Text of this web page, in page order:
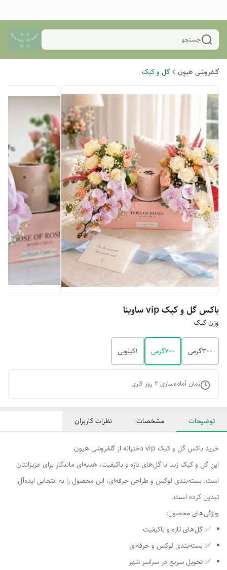
جستجو
گلفروشی هیوِن گل و کیک
باکس گل و کیک vip ساوینا
وزن کیک
۳۰۰گرمی ۷۰۰گرمی ۱کیلویی
زمان آماده‌سازی 2 روز کاری
توضیحات مشخصات نظرات کاربران
خرید باکس گل و کیک vip دخترانه از گلفروشی هیوِن
این گل و کیک زیبا با گل‌های تازه و باکیفیت، هدیه‌ای ماندگار برای عزیزانتان
است. بسته‌بندی لوکس و طراحی حرفه‌ای، این محصول را به انتخابی ایده‌آل
تبدیل کرده است.
ویژگی‌های محصول:
✅ گل‌های تازه و باکیفیت
✅ بسته‌بندی لوکس و حرفه‌ای
✅ تحویل سریع در سراسر شهر